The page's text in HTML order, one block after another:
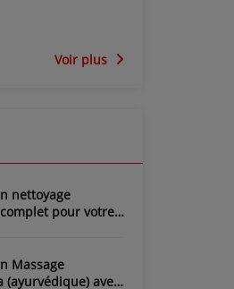
Voir plus
nettoyage
pour votre
Massage
(ayurvédique) avec